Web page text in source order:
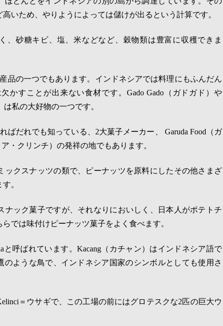
高いため、やりようによっては儲けが出るという計算です。
、砂糖キビ、塩、米などなど、穀物類は豊富に収穫できま
品の一つでもあります。インドネシアでは料理にもふんだん
かすことが出来ない食材です。 Gado Gado（ガドガド）や
は私の大好物の一つです。
ばだれでも知っている、 2大菓子メーカー、 Garuda Food （ガ
ア・クリンチ）の発祥の地でもあります。
ックスナッツの類で、ピーナッツを原料にしたその他さまざ
。
ナック菓子ですが、それなりにおいしく、日本人がポテトチ
では味付けピーナッツ菓子をよく食べます。
と呼ばれています。 Kacang（カチャン）はインドネシア語で
のような鳥で、インドネシア国家のシンボルとしても使用さ
＝ウサギで、この工場の前にはグロテスクな2匹の巨大ウ